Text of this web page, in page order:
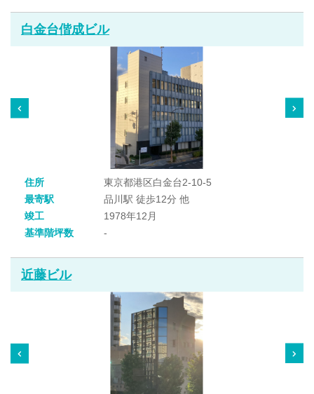
白金台偕成ビル
住所
東京都港区白金台2-10-5
最寄駅
品川駅 徒歩12分 他
竣工
1978年12月
基準階坪数
-
近藤ビル